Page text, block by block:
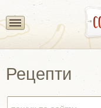
Рецепти